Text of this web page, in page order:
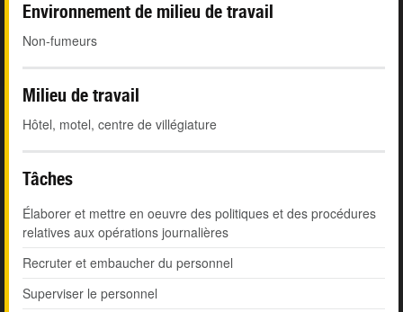
Environnement de milieu de travail
Non-fumeurs
Milieu de travail
Hôtel, motel, centre de villégiature
Tâches
Élaborer et mettre en oeuvre des politiques et des procédures
relatives aux opérations journalières
Recruter et embaucher du personnel
Superviser le personnel